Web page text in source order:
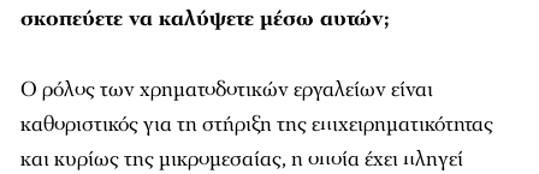
σκοπεύετε να καλύψετε μέσω αυτών;
Ο ρόλος των χρηματοδοτικών εργαλείων είναι
καθοριστικός για τη στήριξη της επιχειρηματικότητας
και κυρίως της μικρομεσαίας, η οποία έχει πληγεί